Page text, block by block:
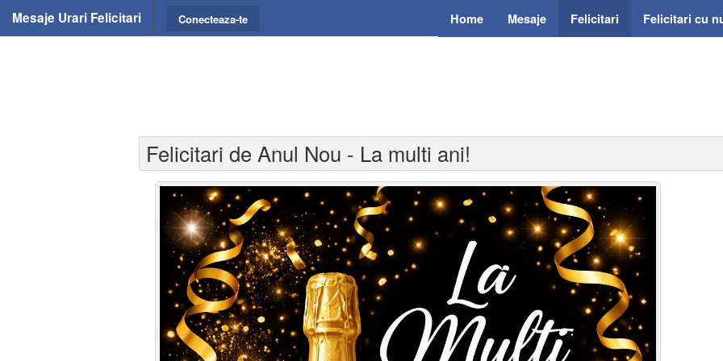
Mesaje Urari Felicitari Home Mesaje Felicitari Felicitari cu
Conecteaza-te
Felicitari de Anul Nou - La multi ani!